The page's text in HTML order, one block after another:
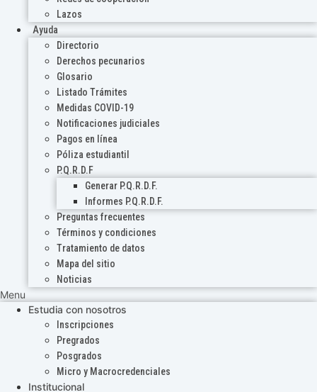
Lazos
Ayuda
Directorio
Derechos pecunarios
Glosario
Listado Trámites
Medidas COVID-19
Notificaciones judiciales
Pagos en línea
Póliza estudiantil
P.Q.R.D.F
Generar P.Q.R.D.F.
Informes P.Q.R.D.F.
Preguntas frecuentes
Términos y condiciones
Tratamiento de datos
Mapa del sitio
Noticias
Menu
Estudia con nosotros
Inscripciones
Pregrados
Posgrados
Micro y Macrocredenciales
Institucional